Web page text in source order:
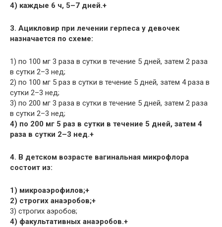
4) каждые 6 ч, 5–7 дней.+
3. Ацикловир при лечении герпеса у девочек
назначается по схеме:
1) по 100 мг 3 раза в сутки в течение 5 дней, затем 2 раза
в сутки 2–3 нед;
2) по 100 мг 5 раз в сутки в течение 5 дней, затем 4 раза в
сутки 2–3 нед;
3) по 200 мг 3 раза в сутки в течение 5 дней, затем 2 раза
в сутки 2–3 нед;
4) по 200 мг 5 раз в сутки в течение 5 дней, затем 4
раза в сутки 2–3 нед.+
4. В детском возрасте вагинальная микрофлора
состоит из:
1) микроаэрофилов;+
2) строгих анаэробов;+
3) строгих аэробов;
4) факультативных анаэробов.+